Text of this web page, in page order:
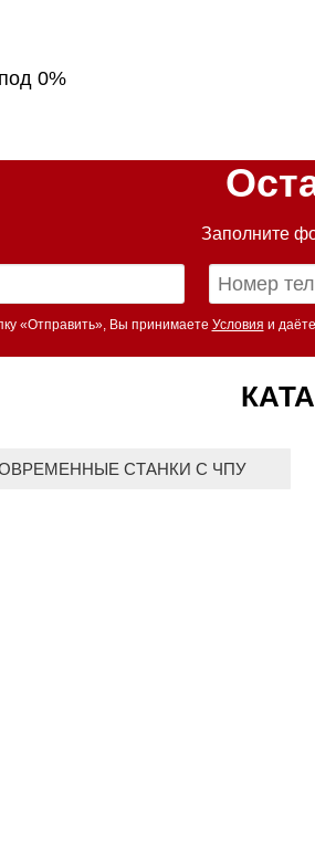
0%
Заполните
«Отправить», Вы принимаете Условия и
СТАНКИ С ЧПУ